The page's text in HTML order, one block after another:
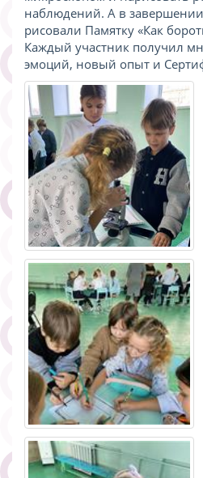
наблюдений. А в
рисовали Памятку «Как
Каждый участник получил
эмоций, новый опыт и